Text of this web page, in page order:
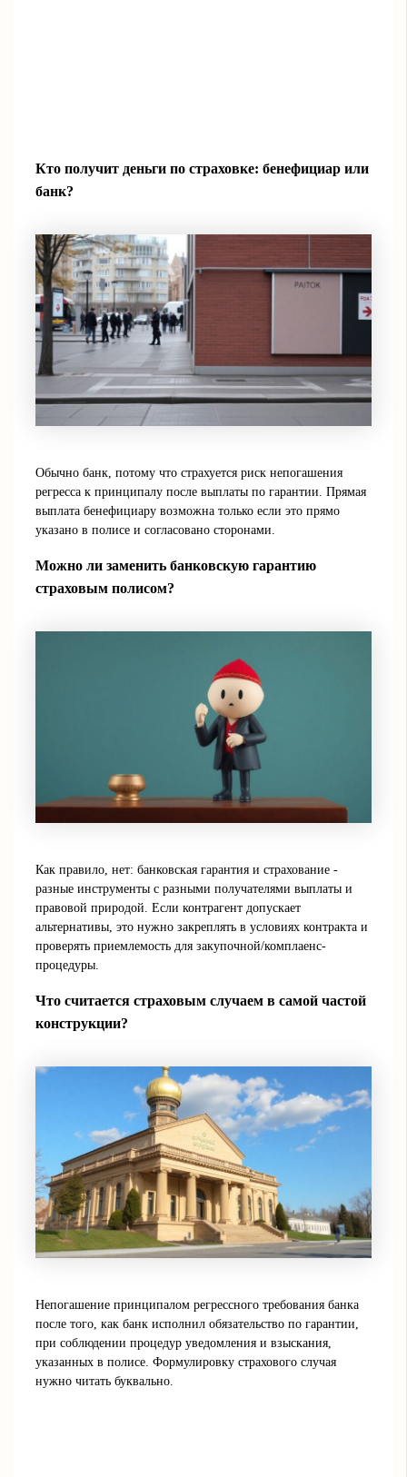
Кто получит деньги по страховке: бенефициар или
банк?
Обычно банк, потому что страхуется риск непогашения
регресса к принципалу после выплаты по гарантии. Прямая
выплата бенефициару возможна только если это прямо
указано в полисе и согласовано сторонами.
Можно ли заменить банковскую гарантию
страховым полисом?
Как правило, нет: банковская гарантия и страхование -
разные инструменты с разными получателями выплаты и
правовой природой. Если контрагент допускает
альтернативы, это нужно закреплять в условиях контракта и
проверять приемлемость для закупочной/комплаенс-
процедуры.
Что считается страховым случаем в самой частой
конструкции?
Непогашение принципалом регрессного требования банка
после того, как банк исполнил обязательство по гарантии,
при соблюдении процедур уведомления и взыскания,
указанных в полисе. Формулировку страхового случая
нужно читать буквально.